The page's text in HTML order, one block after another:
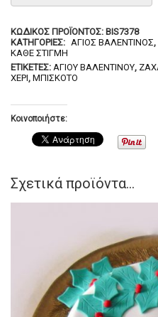
ΚΩΔΙΚΌΣ ΠΡΟΪΌΝΤΟΣ: BIS7378
ΚΑΤΗΓΟΡΊΕΣ: ΆΓΙΟΣ ΒΑΛΕΝΤΊΝΟΣ,
ΚΆΘΕ ΣΤΙΓΜΉ
ΕΤΙΚΈΤΕΣ: ΑΓΊΟΥ ΒΑΛΕΝΤΊΝΟΥ,
ΧΈΡΙ, ΜΠΙΣΚΌΤΟ
Κοινοποιήστε:
Σχετικά προϊόντα...